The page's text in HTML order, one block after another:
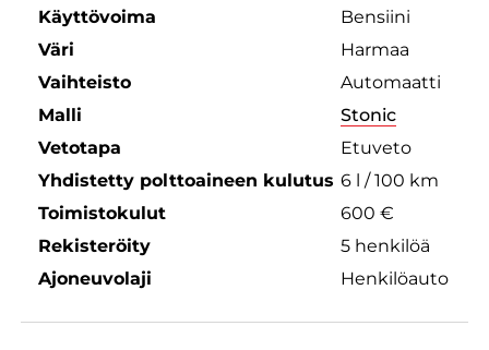
Käyttövoima
Bensiini
Väri
Harmaa
Vaihteisto
Automaatti
Malli
Stonic
Vetotapa
Etuveto
Yhdistetty polttoaineen kulutus 6 l / 100 km
Toimistokulut
600 €
Rekisteröity
5 henkilöä
Ajoneuvolaji
Henkilöauto